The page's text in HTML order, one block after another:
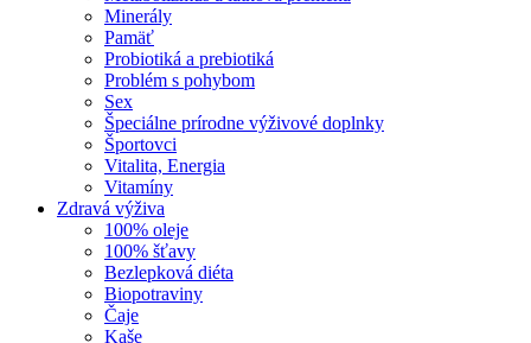
Minerály
Pamäť
Probiotiká a prebiotiká
Problém s pohybom
Sex
Špeciálne prírodne výživové doplnky
Športovci
Vitalita, Energia
Vitamíny
Zdravá výživa
100% oleje
100% šťavy
Bezlepková diéta
Biopotraviny
Čaje
Kaše